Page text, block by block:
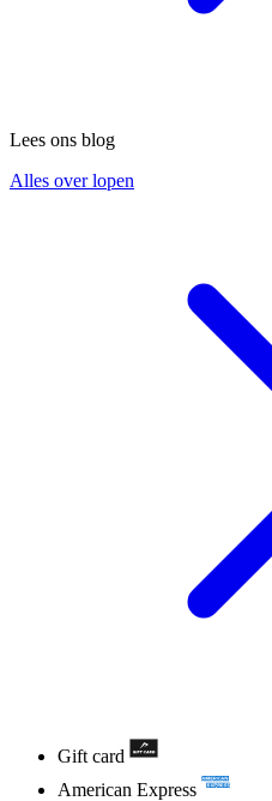
Lees ons blog
Alles over lopen
Gift card
American Express